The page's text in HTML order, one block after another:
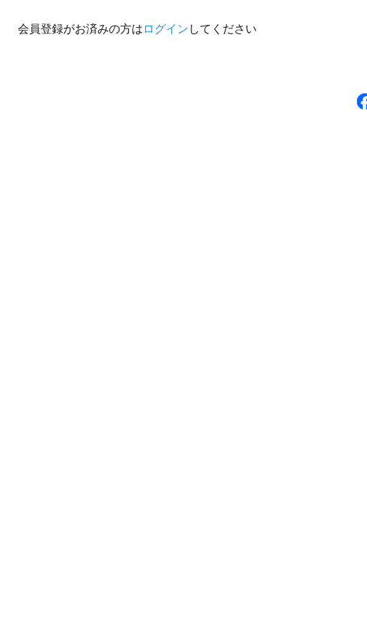
会員登録がお済みの方は ログイン してください